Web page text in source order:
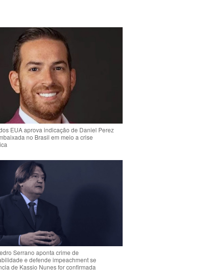
EUA aprova indicação de Daniel Perez
no Brasil em meio a crise
Serrano aponta crime de
e defende impeachment se
de Kassio Nunes for confirmada